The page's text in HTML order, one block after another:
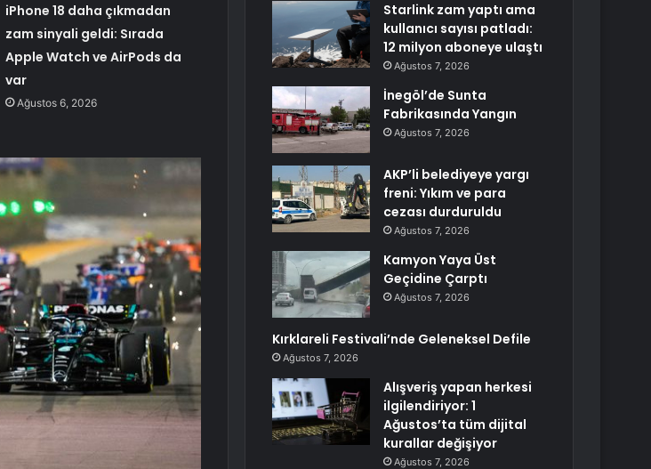
iPhone 18 daha çıkmadan
zam sinyali geldi: Sırada
Apple Watch ve AirPods da
var
Ağustos 6, 2026
Starlink zam yaptı ama
kullanıcı sayısı patladı:
12 milyon aboneye ulaştı
Ağustos 7, 2026
İnegöl’de Sunta
Fabrikasında Yangın
Ağustos 7, 2026
AKP’li belediyeye yargı
freni: Yıkım ve para
cezası durduruldu
Ağustos 7, 2026
Kamyon Yaya Üst
Geçidine Çarptı
Ağustos 7, 2026
Kırklareli Festivali’nde Geleneksel Defile
Ağustos 7, 2026
Alışveriş yapan herkesi
ilgilendiriyor: 1
Ağustos’ta tüm dijital
kurallar değişiyor
Ağustos 7, 2026